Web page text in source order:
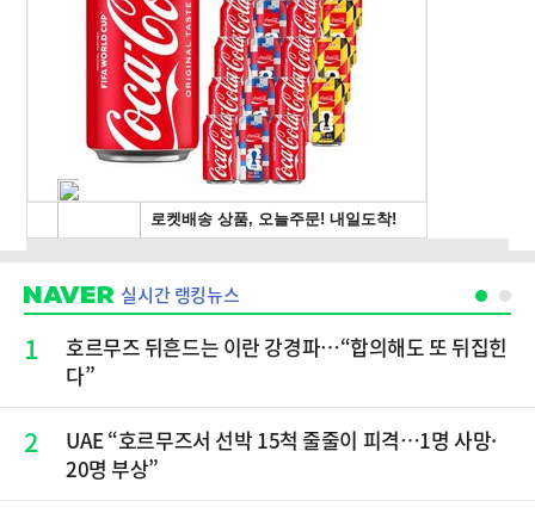
실시간 랭킹뉴스
1
호르무즈 뒤흔드는 이란 강경파…“합의해도 또 뒤집힌
다”
2
UAE “호르무즈서 선박 15척 줄줄이 피격…1명 사망·
20명 부상”